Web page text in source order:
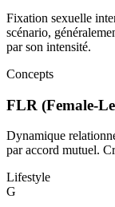
Fixation sexuelle
scénario,
par son intensité.
Concepts
FLR (Female-
Dynamique
par accord mutuel.
Lifestyle
G